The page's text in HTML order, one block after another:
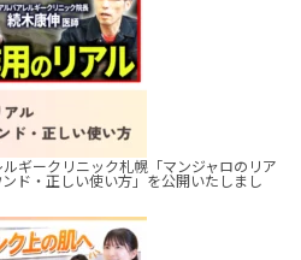
ギークリニック札幌「マンジャロのリア
ド・正しい使い方」を公開いたしまし